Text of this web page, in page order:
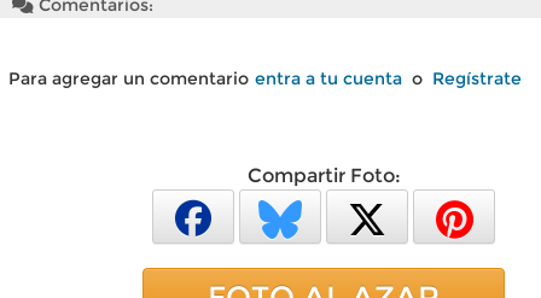
Comentarios:
Para agregar un comentario entra a tu cuenta o Regístrate
Compartir Foto: